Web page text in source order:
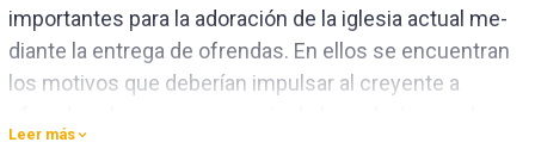
importantes para la adoración de la iglesia actual me-
diante la entrega de ofrendas. En ellos se encuentran
los motivos que deberían impulsar al creyente a
analizar de modo general Levítico 19:5, se verá que es
Leer más